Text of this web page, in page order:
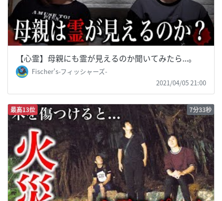
【心霊】母親にも霊が見えるのか聞いてみたら...。
Fischer's-フィッシャーズ-
2021/04/05 21:00
最高13位 7分33秒